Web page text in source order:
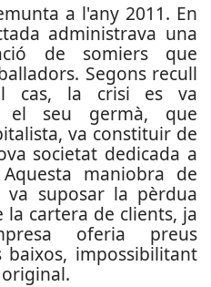
a l'any 2011. En
administrava una
de somiers que
Segons recull
cas, la crisi es va
el seu germà, que
va constituir de
societat dedicada a
maniobra de
va suposar la pèrdua
la cartera de clients, ja
oferia preus
baixos, impossibilitant